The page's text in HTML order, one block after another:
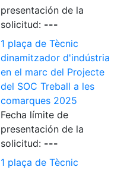
presentación de la
solicitud: ---
1 plaça de Tècnic
dinamitzador d'indústria
en el marc del Projecte
del SOC Treball a les
comarques 2025
Fecha límite de
presentación de la
solicitud: ---
1 plaça de Tècnic